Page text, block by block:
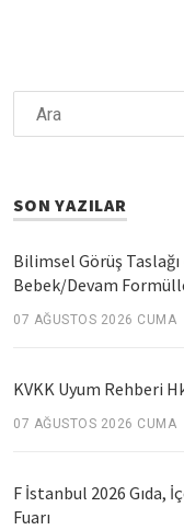
SON YAZILAR
Bilimsel Görüş
Bebek/Devam
07 AĞUSTOS 2026 CUMA
KVKK Uyum Rehberi
07 AĞUSTOS 2026 CUMA
F İstanbul 2026 Gıda,
Fuarı